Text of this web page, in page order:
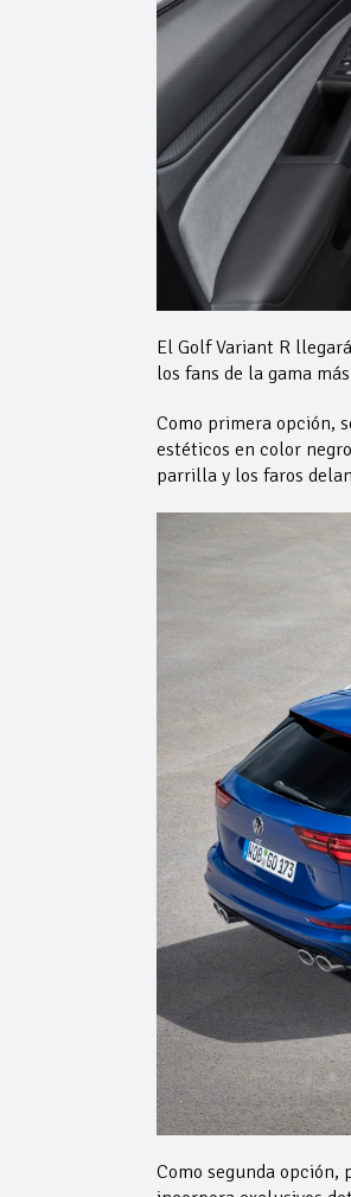
El Golf Variant R
los fans de la gama
Como primera opción,
estéticos en color
parrilla y los faros
Como segunda opción,